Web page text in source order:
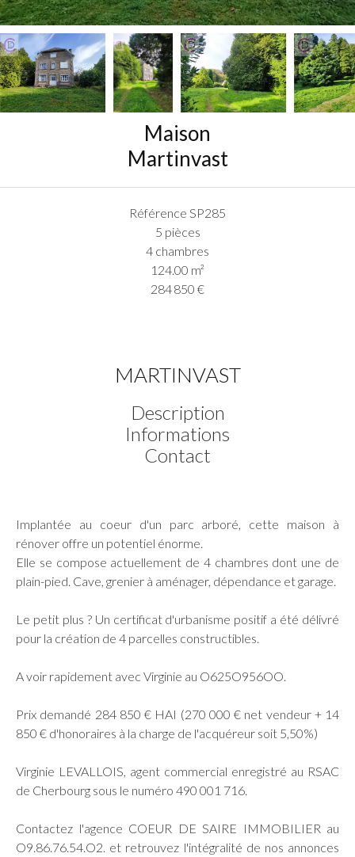
Maison
Martinvast
Référence SP285
5 pièces
4 chambres
124.00 m²
284 850 €
MARTINVAST
Description
Informations
Contact
Implantée au coeur d'un parc arboré, cette maison à
rénover offre un potentiel énorme.
Elle se compose actuellement de 4 chambres dont une de
plain-pied. Cave, grenier à aménager, dépendance et garage.
Le petit plus ? Un certificat d'urbanisme positif a été délivré
pour la création de 4 parcelles constructibles.
A voir rapidement avec Virginie au O625O956OO.
Prix demandé 284 850 € HAI (270 000 € net vendeur + 14
850 € d'honoraires à la charge de l'acquéreur soit 5,50%)
Virginie LEVALLOIS, agent commercial enregistré au RSAC
de Cherbourg sous le numéro 490 001 716.
Contactez l'agence COEUR DE SAIRE IMMOBILIER au
O9.86.76.54.O2. et retrouvez l'intégralité de nos annonces